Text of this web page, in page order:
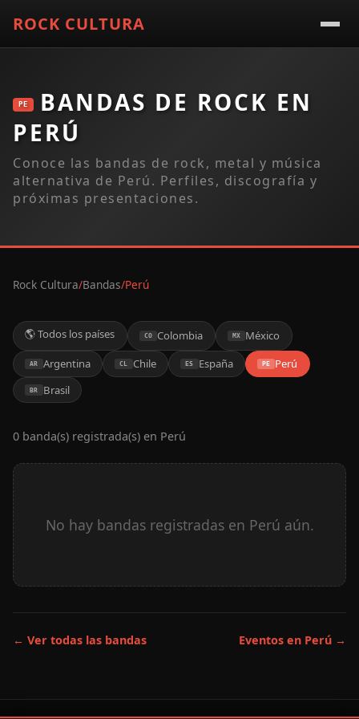
ROCK CULTURA
PE
BANDAS DE ROCK EN
PERÚ
Conoce las bandas de rock, metal y música
alternativa de Perú. Perfiles, discografía y
próximas presentaciones.
Rock Cultura/Bandas/Perú
🌎 Todos los países CO Colombia MX México
AR Argentina CL Chile ES España PE Perú
BR Brasil
0 banda(s) registrada(s) en Perú
No hay bandas registradas en Perú aún.
← Ver todas las bandas Eventos en Perú →